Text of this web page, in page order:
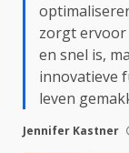
zorgt ervoor
en snel is,
innovatieve
leven
Jennifer Kastner